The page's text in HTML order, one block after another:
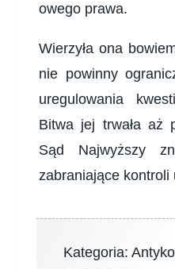
owego prawa.
Wierzyła ona
nie powinny
uregulowania
Bitwa jej trwała aż
Sąd Najwyższy
zabraniające kontroli
Kategoria: